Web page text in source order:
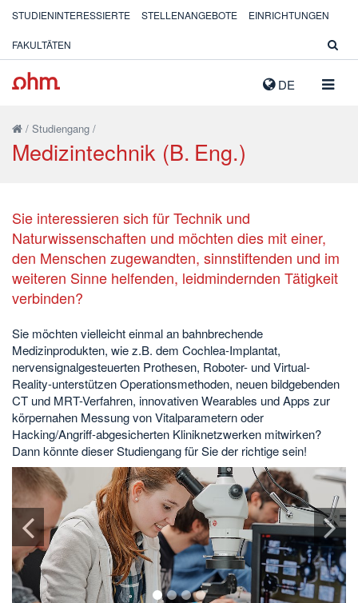
DE
STUDIENINTERESSIERTE STELLENANGEBOTE EINRICHTUNGEN
FAKULTÄTEN
/ Studiengang /
Medizintechnik (B. Eng.)
Sie interessieren sich für Technik und
Naturwissenschaften und möchten dies mit einer,
den Menschen zugewandten, sinnstiftenden und im
weiteren Sinne helfenden, leidmindernden Tätigkeit
verbinden?
Sie möchten vielleicht einmal an bahnbrechende
Medizinprodukten, wie z.B. dem Cochlea-Implantat,
nervensignalgesteuerten Prothesen, Roboter- und Virtual-
Reality-unterstützen Operationsmethoden, neuen bildgebenden
CT und MRT-Verfahren, innovativen Wearables und Apps zur
körpernahen Messung von Vitalparametern oder
Hacking/Angriff-abgesicherten Kliniknetzwerken mitwirken?
Dann könnte dieser Studiengang für Sie der richtige sein!
1 2 3 4